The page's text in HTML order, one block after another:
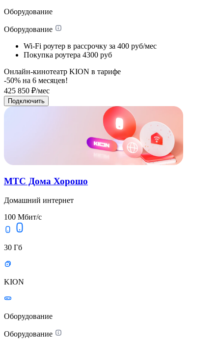
Оборудование
Оборудование
Wi-Fi роутер в рассрочку за 400 руб/мес
Покупка роутера 4300 руб
Онлайн-кинотеатр KION в тарифе
-50% на 6 месяцев!
425 850 ₽/мес
Подключить
МТС Дома Хорошо
Домашний интернет
100 Мбит/с
30 Гб
KION
Оборудование
Оборудование